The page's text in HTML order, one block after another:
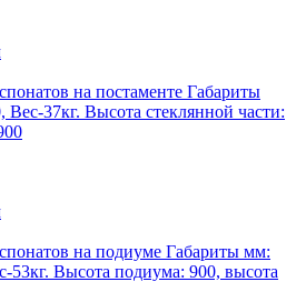
на постаменте Габариты
37кг. Высота стеклянной части:
на подиуме Габариты мм:
Высота подиума: 900, высота